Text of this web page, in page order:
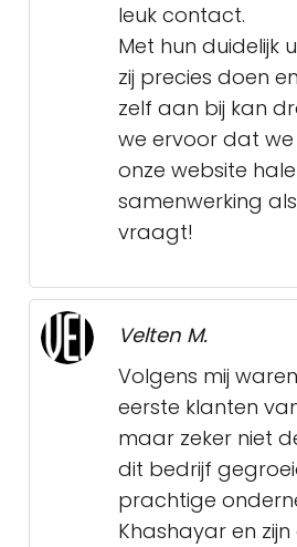
leuk contact.
Met hun duidelijk
zij precies doen
zelf aan bij kan
we ervoor dat
onze website
samenwerking
vraagt!
Velten M.
Volgens mij
eerste klanten
maar zeker niet
dit bedrijf
prachtige
Khashayar en